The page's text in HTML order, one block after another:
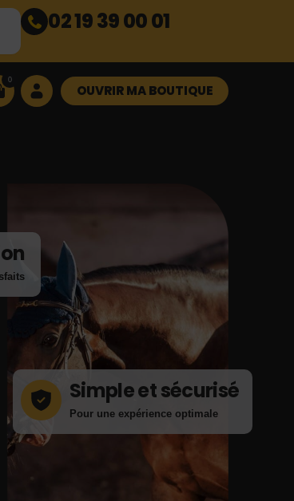
02 19 39 00 01
0
OUVRIR MA BOUTIQUE
Simple et sécurisé
Pour une expérience optimale